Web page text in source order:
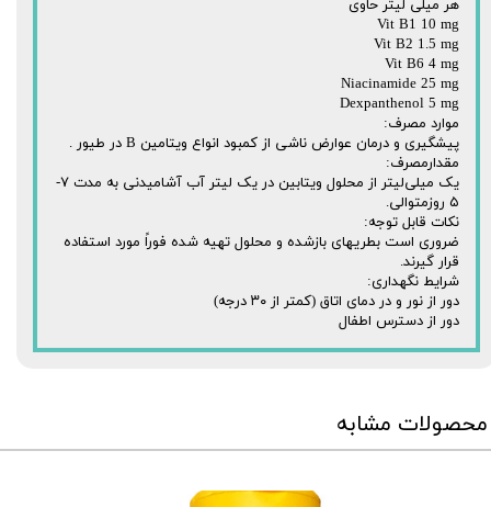
هر میلی لیتر حاوی
Vit B1 10 mg
Vit B2 1.5 mg
Vit B6 4 mg
Niacinamide 25 mg
Dexpanthenol 5 mg
موارد مصرف:‌
پیشگیری و درمان ‌عوارض ناشی از کمبود انواع ویتامین B در طیور .
مقدارمصرف‌:
یک‌ میلی‌لیتر از محلول‌ ویتابین‌ در یک‌ لیتر آب‌ آشامیدنی‌ به‌ مدت‌ ۷-
۵ روزمتوالی‌.
نکات قابل توجه:
ضروری است بطریهای بازشده و محلول تهیه شده فوراً مورد استفاده
قرار گیرند.
شرایط‌ نگهداری:‌
دور از نور و در دمای اتاق (کمتر از ۳۰ درجه)
دور از دسترس اطفال
محصولات مشابه